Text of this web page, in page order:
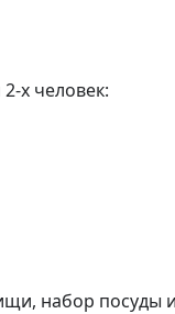
х человек:
набор посуды